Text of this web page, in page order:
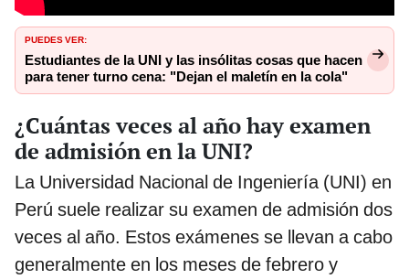
PUEDES VER:
Estudiantes de la UNI y las insólitas cosas que hacen
para tener turno cena: "Dejan el maletín en la cola"
¿Cuántas veces al año hay examen
de admisión en la UNI?
La Universidad Nacional de Ingeniería (UNI) en
Perú suele realizar su examen de admisión dos
veces al año. Estos exámenes se llevan a cabo
generalmente en los meses de febrero y